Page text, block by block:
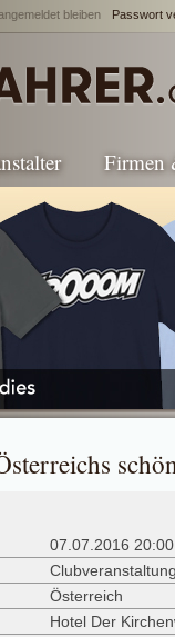
bleiben Passwort
Firmen
07.07.2016
Österreich
Hotel Der